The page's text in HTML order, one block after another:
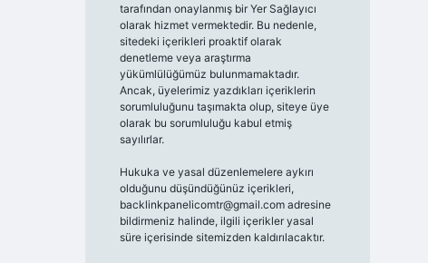
tarafından onaylanmış bir Yer Sağlayıcı
olarak hizmet vermektedir. Bu nedenle,
sitedeki içerikleri proaktif olarak
denetleme veya araştırma
yükümlülüğümüz bulunmamaktadır.
Ancak, üyelerimiz yazdıkları içeriklerin
sorumluluğunu taşımakta olup, siteye üye
olarak bu sorumluluğu kabul etmiş
sayılırlar.
Hukuka ve yasal düzenlemelere aykırı
olduğunu düşündüğünüz içerikleri,
backlinkpanelicomtr@gmail.comadresine
bildirmeniz halinde, ilgili içerikler yasal
süre içerisinde sitemizden kaldırılacaktır.